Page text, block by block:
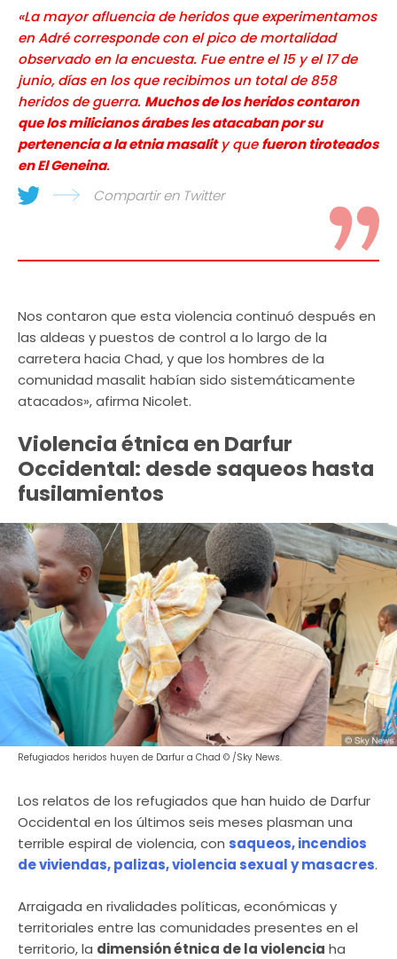
«La mayor afluencia de heridos que experimentamos
en Adré corresponde con el pico de mortalidad
observado en la encuesta. Fue entre el 15 y el 17 de
junio, días en los que recibimos un total de 858
heridos de guerra. Muchos de los heridos contaron
que los milicianos árabes les atacaban por su
pertenencia a la etnia masality quefueron tiroteados
en El Geneina.
Compartir en Twitter
Nos contaron que esta violencia continuó después en
las aldeas y puestos de control a lo largo de la
carretera hacia Chad, y que los hombres de la
comunidad masalit habían sido sistemáticamente
atacados», afirma Nicolet.
Violencia étnica en Darfur
Occidental: desde saqueos hasta
fusilamientos
Refugiados heridos huyen de Darfur a Chad © /Sky News.
Los relatos de los refugiados que han huido de Darfur
Occidental en los últimos seis meses plasman una
terrible espiral de violencia, con saqueos, incendios
de viviendas, palizas, violencia sexual y masacres.
Arraigada en rivalidades políticas, económicas y
territoriales entre las comunidades presentes en el
territorio, la dimensión étnica de la violencia ha